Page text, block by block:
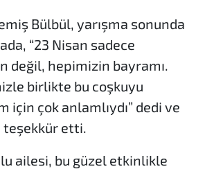
Bülbül, yarışma sonunda
“23 Nisan sadece
değil, hepimizin bayramı.
birlikte bu coşkuyu
için çok anlamlıydı” dedi ve
teşekkür etti.
ailesi, bu güzel etkinlikle